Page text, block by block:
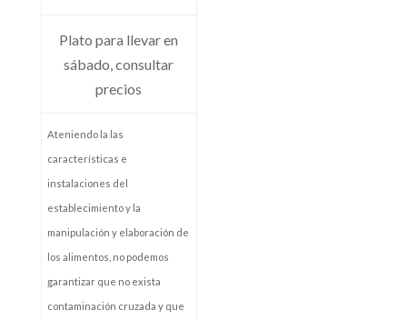
Plato para llevar en
sábado, consultar
precios
Ateniendo la las
características e
instalaciones del
establecimiento y la
manipulación y elaboración de
los alimentos, no podemos
garantizar que no exista
contaminación cruzada y que